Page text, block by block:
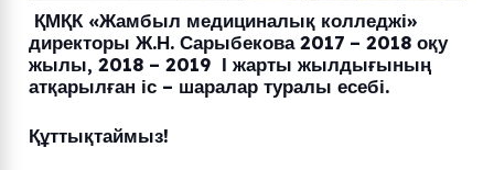
ҚМҚК «Жамбыл медициналық колледжі»
директоры Ж.Н. Сарыбекова 2017 – 2018 оқу
жылы, 2018 – 2019 І жарты жылдығының
атқарылған іс – шаралар туралы есебі.
Құттықтаймыз!